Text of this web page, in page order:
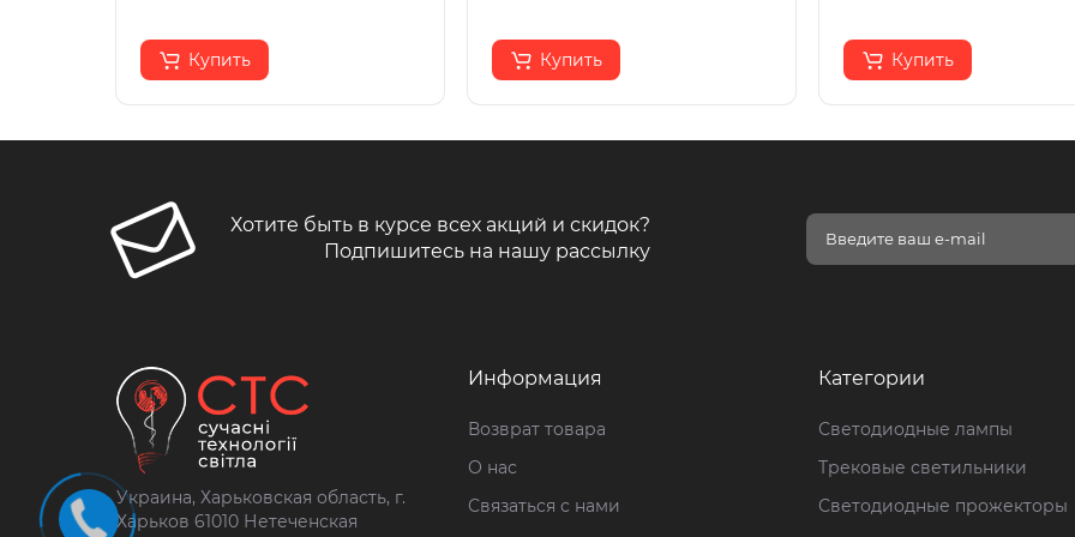
Купить Купить Купить
Хотите быть в курсе всех акций и скидок?
Подпишитесь на нашу рассылку
Украина, Харьковская область, г.
Харьков 61010 Нетеченская
Информация
Возврат товара
О нас
Связаться с нами
Категории
Светодиодные лампы
Трековые светильники
Светодиодные прожекторы